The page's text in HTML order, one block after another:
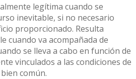
legítima cuando se
inevitable, si no necesario
proporcionado. Resulta
cuando va acompañada de
se lleva a cabo en función de
vinculados a las condiciones de
común.